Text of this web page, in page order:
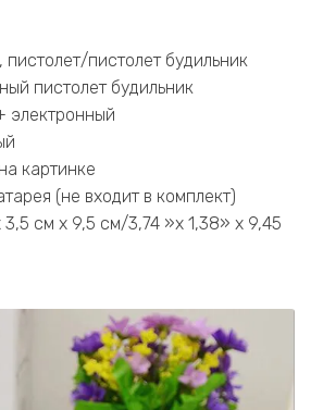
пистолет будильник
пистолет будильник
электронный
картинке
(не входит в комплект)
см x 9,5 см/3,74 »x 1,38» x 9,45